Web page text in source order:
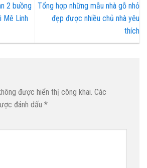
2 buồng
Mê Linh
Tổng hợp những mẫu nhà gỗ nhỏ
đẹp được nhiều chủ nhà yêu
thích
được hiển thị công khai. Các
đánh dấu *